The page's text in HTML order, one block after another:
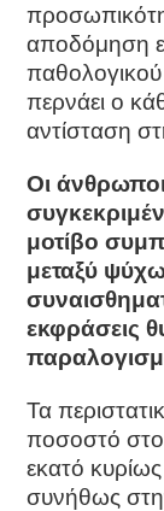
αποδόμηση
παθολογικού
περνάει ο
αντίσταση
Oι
μοτίβο
μεταξύ
εκφράσεις
Τα
ποσοστό
εκατό
συνήθως